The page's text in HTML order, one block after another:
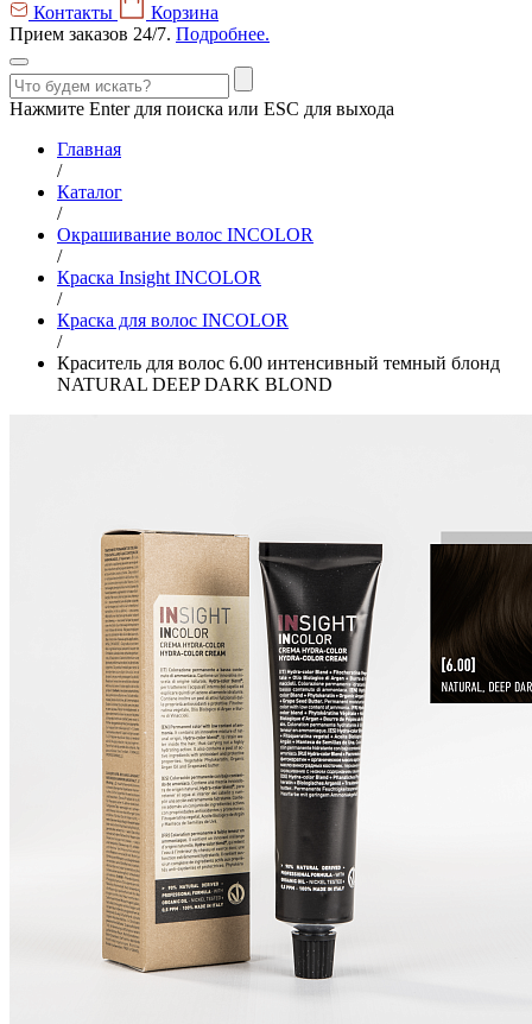
Контакты
Корзина
Прием заказов 24/7. Подробнее.
Нажмите Enter для поиска или ESC для выхода
Главная
/
Каталог
/
Окрашивание волос INCOLOR
/
Краска Insight INCOLOR
/
Краска для волос INCOLOR
/
Краситель для волос 6.00 интенсивный темный блонд
NATURAL DEEP DARK BLOND